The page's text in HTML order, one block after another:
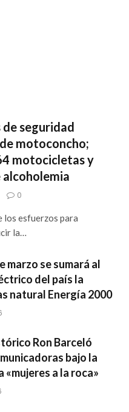
seguridad
motoconcho;
motocicletas y
alcoholemia
0
los esfuerzos para
la…
marzo se sumará al
del país la
natural Energía 2000
Ron Barceló
bajo la
a la roca»